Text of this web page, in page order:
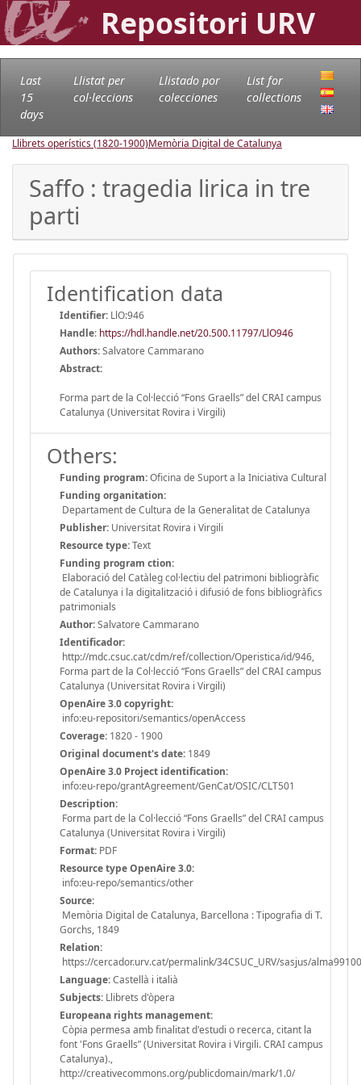
Repositori URV
Last
15
days
Llistat per
col·leccions
Llistado por
colecciones
List for
collections
Llibrets operístics (1820-1900)Memòria Digital de Catalunya
Saffo : tragedia lirica in tre
parti
Identification data
Identifier: LlO:946
Handle: https://hdl.handle.net/20.500.11797/LlO946
Authors:Salvatore Cammarano
Abstract:
Forma part de la Col·lecció “Fons Graells” del CRAI campus
Catalunya (Universitat Rovira i Virgili)
Others:
Funding program:Oficina de Suport a la Iniciativa Cultural
Funding organitation:
Departament de Cultura de la Generalitat de Catalunya
Publisher: Universitat Rovira i Virgili
Resource type:Text
Funding program ction:
Elaboració del Catàleg col·lectiu del patrimoni bibliogràfic
de Catalunya i la digitalització i difusió de fons bibliogràfics
patrimonials
Author:Salvatore Cammarano
Identificador:
http://mdc.csuc.cat/cdm/ref/collection/Operistica/id/946,
Forma part de la Col·lecció “Fons Graells” del CRAI campus
Catalunya (Universitat Rovira i Virgili)
OpenAire 3.0 copyright:
info:eu-repositori/semantics/openAccess
Coverage: 1820 - 1900
Original document's date: 1849
OpenAire 3.0 Project identification:
info:eu-repo/grantAgreement/GenCat/OSIC/CLT501
Description:
Forma part de la Col·lecció “Fons Graells” del CRAI campus
Catalunya (Universitat Rovira i Virgili)
Format: PDF
Resource type OpenAire 3.0:
info:eu-repo/semantics/other
Source:
Memòria Digital de Catalunya, Barcellona : Tipografia di T.
Gorchs, 1849
Relation:
https://cercador.urv.cat/permalink/34CSUC_URV/sasjus/
Language:Castellà i italià
Subjects: Llibrets d'òpera
Europeana rights management:
Còpia permesa amb finalitat d'estudi o recerca, citant la
font 'Fons Graells” (Universitat Rovira i Virgili. CRAI campus
Catalunya).,
http://creativecommons.org/publicdomain/mark/1.0/